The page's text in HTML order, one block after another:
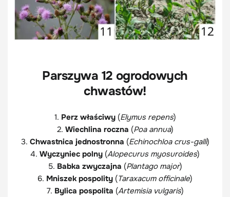
Parszywa 12 ogrodowych
chwastów!
1. Perz właściwy(Elymus repens)
2. Wiechlina roczna (Poa annua)
3. Chwastnica jednostronna (Echinochloa crus-galli)
4. Wyczyniec polny (Alopecurus myosuroides)
5. Babka zwyczajna (Plantago major)
6. Mniszek pospolity (Taraxacum officinale)
7. Bylica pospolita (Artemisia vulgaris)